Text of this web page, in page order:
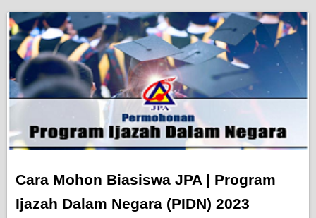
Pendidikan
Kerja Kosong Terkini
Cara Mohon Biasiswa JPA | Program
Ijazah Dalam Negara (PIDN) 2023